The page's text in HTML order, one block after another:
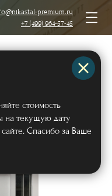
premium.ru
+7 (499) 964-57-45
Двери с отделкой МДФ
и
– белые
стоимость
на текущую дату
сайте. Спасибо за Ваше